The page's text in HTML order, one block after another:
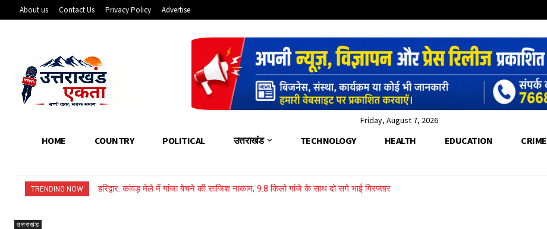
About us Contact Us Privacy Policy Advertise
Friday, August 7, 2026
HOME COUNTRY POLITICAL उत्तराखंड TECHNOLOGY HEALTH EDUCATION CRIME
TRENDING NOW हरिद्वार: कांवड़ मेले में गांजा बेचने की साजिश नाकाम, 9.8 किलो गांजे के साथ दो सगे भाई गिरफ्तार
उत्तराखंड